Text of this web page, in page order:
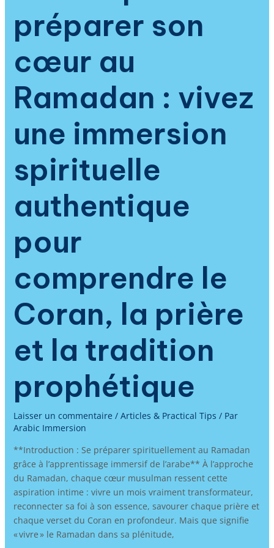
préparer son
cœur au
Ramadan : vivez
une immersion
spirituelle
authentique
pour
comprendre le
Coran, la prière
et la tradition
prophétique
Laisser un commentaire / Articles & Practical Tips / Par
Arabic Immersion
**Introduction : Se préparer spirituellement au Ramadan
grâce à l’apprentissage immersif de l’arabe** À l’approche
du Ramadan, chaque cœur musulman ressent cette
aspiration intime : vivre un mois vraiment transformateur,
reconnecter sa foi à son essence, savourer chaque prière et
chaque verset du Coran en profondeur. Mais que signifie
« vivre » le Ramadan dans sa plénitude,